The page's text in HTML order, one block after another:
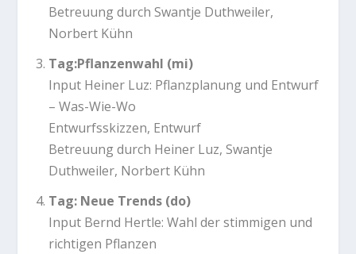
Betreuung durch Swantje Duthweiler,
Norbert Kühn
Tag:Pflanzenwahl (mi)
Input Heiner Luz: Pflanzplanung und Entwurf
– Was-Wie-Wo
Entwurfsskizzen, Entwurf
Betreuung durch Heiner Luz, Swantje
Duthweiler, Norbert Kühn
Tag: Neue Trends (do)
Input Bernd Hertle: Wahl der stimmigen und
richtigen Pflanzen